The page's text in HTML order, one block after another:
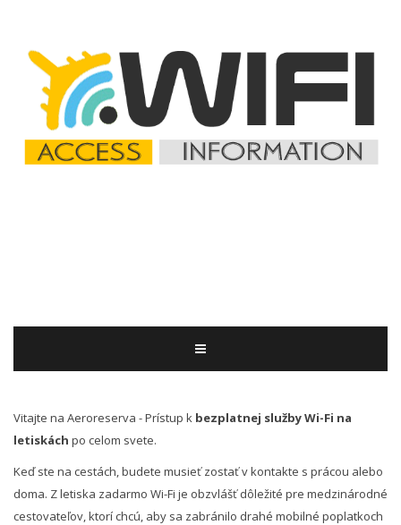
Vitajte na Aeroreserva - Prístup k bezplatnej služby Wi-Fi na
letiskách po celom svete.
Keď ste na cestách, budete musieť zostať v kontakte s prácou alebo
doma. Z letiska zadarmo Wi-Fi je obzvlášť dôležité pre medzinárodné
cestovateľov, ktorí chcú, aby sa zabránilo drahé mobilné poplatkoch